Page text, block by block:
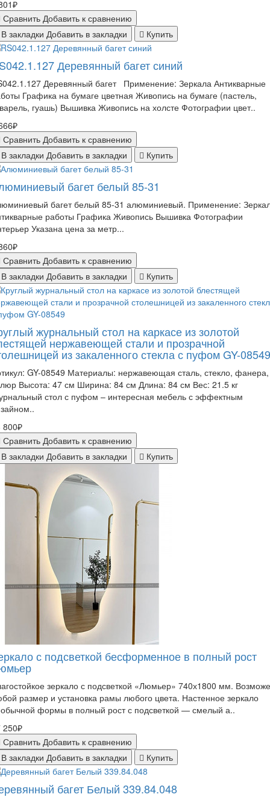
Сравнить Добавить к сравнению
закладки Добавить в закладки Купить
Деревянный багет синий
Деревянный багет Применение: Зеркала Антикварные
Графика на бумаге цветная Живопись на бумаге (пастель,
гуашь) Вышивка Живопись на холсте Фотографии цвет..
Сравнить Добавить к сравнению
закладки Добавить в закладки Купить
багет белый 85-31
багет белый 85-31 алюминиевый. Применение:
работы Графика Живопись Вышивка Фотографии
Указана цена за метр...
Сравнить Добавить к сравнению
закладки Добавить в закладки Купить
журнальный стол на каркасе из золотой
нержавеющей стали и прозрачной
из закаленного стекла с пуфом GY-08549
GY-08549 Материалы: нержавеющая сталь, стекло, фанера,
Высота: 47 см Ширина: 84 см Длина: 84 см Вес: 21.5 кг
стол с пуфом – интересная мебель с эффектным
800₽
Сравнить Добавить к сравнению
закладки Добавить в закладки Купить
с подсветкой бесформенное в полный рост
зеркало с подсветкой «Люмьер» 740х1800 мм.
размер и установка рамы любого цвета. Настенное зеркало
формы в полный рост с подсветкой — смелый а..
250₽
Сравнить Добавить к сравнению
закладки Добавить в закладки Купить
багет Белый 339.84.048